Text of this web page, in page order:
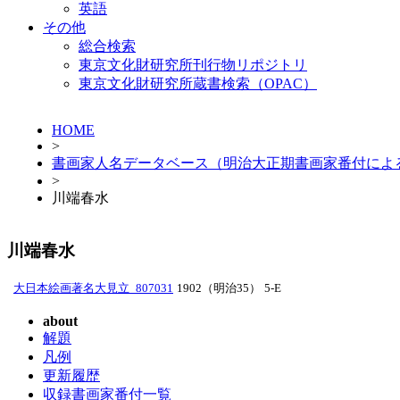
英語
その他
総合検索
東京文化財研究所刊行物リポジトリ
東京文化財研究所蔵書検索（OPAC）
HOME
>
書画家人名データベース（明治大正期書画家番付によ
>
川端春水
川端春水
大日本絵画著名大見立_807031 1902（明治35） 5-E
about
解題
凡例
更新履歴
収録書画家番付一覧